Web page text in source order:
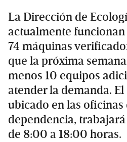
La Dirección de
actualmente
74 máquinas
que la próxima
menos 10 equipos
atender la demanda.
ubicado en las oficinas
dependencia,
de 8:00 a 18:00 horas.